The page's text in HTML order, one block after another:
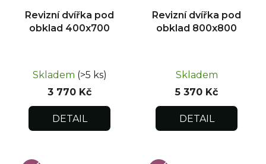
Revizní dvířka pod
obklad 400x700
Skladem (>5 ks)
3 770 Kč
DETAIL
Revizní dvířka pod
obklad 800x800
Skladem
5 370 Kč
DETAIL